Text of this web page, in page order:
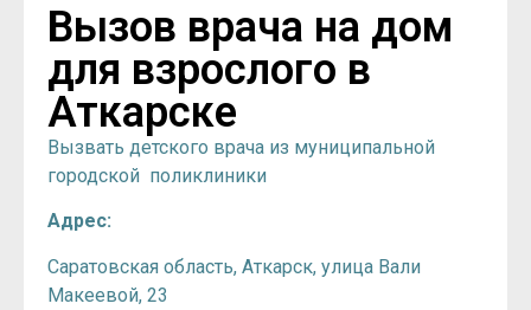
Вызов врача на дом
для взрослого в
Аткарске
Вызвать детского врача из муниципальной
городской поликлиники
Адрес:
Саратовская область, Аткарск, улица Вали
Макеевой, 23